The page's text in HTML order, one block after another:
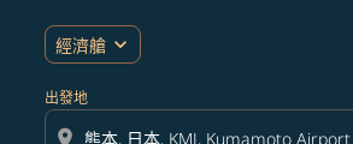
經濟艙 expand_more
出發地
location_on